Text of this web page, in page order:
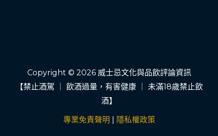
Copyright © 2026 威士忌文化與品飲評論資訊
【禁止酒駕 ｜ 飲酒過量，有害健康 ｜ 未滿18歲禁止飲
酒】
專業免責聲明 隱私權政策